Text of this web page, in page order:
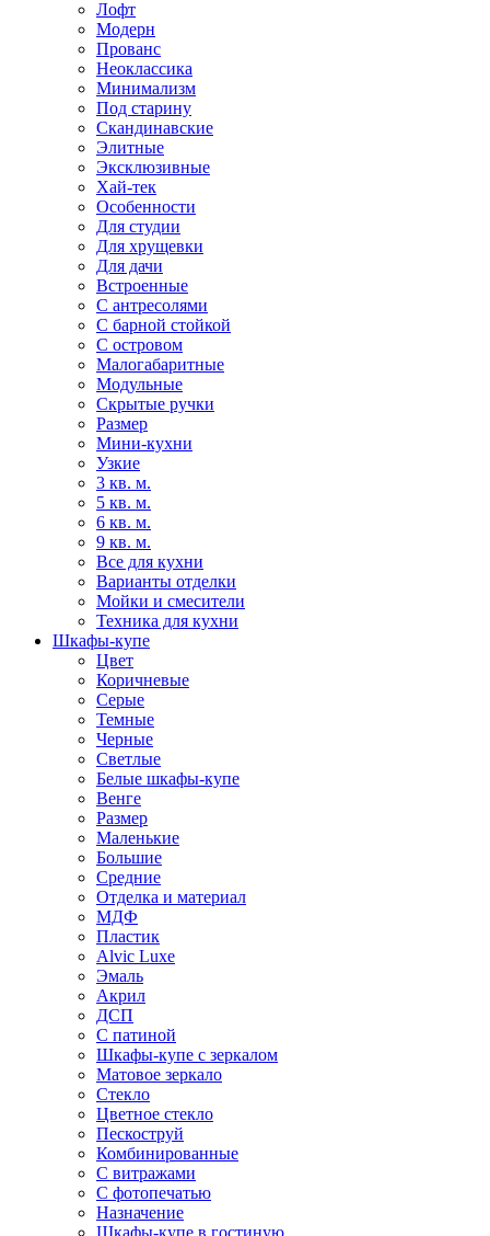
Лофт
Модерн
Прованс
Неоклассика
Минимализм
Под старину
Скандинавские
Элитные
Эксклюзивные
Хай-тек
Особенности
Для студии
Для хрущевки
Для дачи
Встроенные
С антресолями
С барной стойкой
С островом
Малогабаритные
Модульные
Скрытые ручки
Размер
Мини-кухни
Узкие
3 кв. м.
5 кв. м.
6 кв. м.
9 кв. м.
Все для кухни
Варианты отделки
Мойки и смесители
Техника для кухни
Шкафы-купе
Цвет
Коричневые
Серые
Темные
Черные
Светлые
Белые шкафы-купе
Венге
Размер
Маленькие
Большие
Средние
Отделка и материал
МДФ
Пластик
Alvic Luxe
Эмаль
Акрил
ДСП
С патиной
Шкафы-купе с зеркалом
Матовое зеркало
Стекло
Цветное стекло
Пескоструй
Комбинированные
С витражами
С фотопечатью
Назначение
Шкафы-купе в гостиную